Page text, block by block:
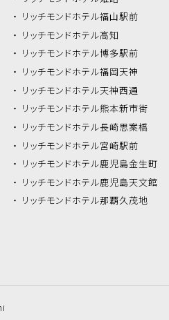
リッチモンドホテル福山駅前
リッチモンドホテル高知
リッチモンドホテル博多駅前
リッチモンドホテル福岡天神
リッチモンドホテル天神西通
リッチモンドホテル熊本新市街
リッチモンドホテル長崎思案橋
リッチモンドホテル宮崎駅前
リッチモンドホテル鹿児島金生町
リッチモンドホテル鹿児島天文館
リッチモンドホテル那覇久茂地